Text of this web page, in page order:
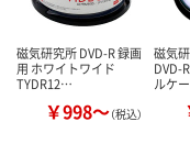
磁気研究所 DVD-R 録画
用 ホワイトワイド
TYDR12…
￥998～（税込）
磁気
DVD-
ルケ